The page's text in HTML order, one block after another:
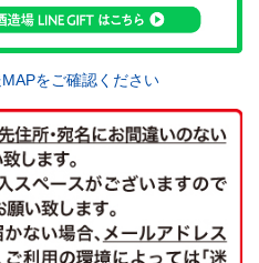
をご確認ください